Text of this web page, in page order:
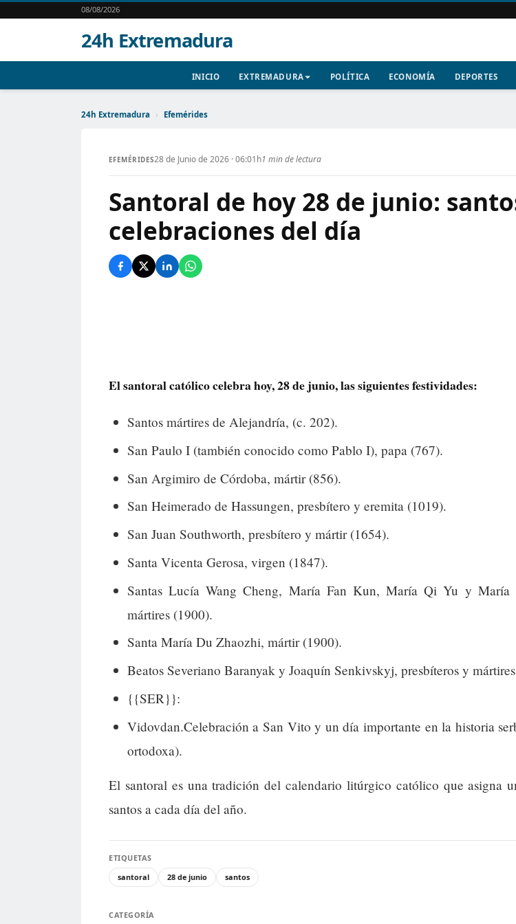
08/08/2026
24h Extremadura
INICIO EXTREMADURA POLÍTICA ECONOMÍA DEPORTES
24h Extremadura › Efemérides
EFEMÉRIDES28 de Junio de 2026 · 06:01h1 min de lectura
Santoral de hoy 28 de junio:
celebraciones del día
El santoral católico celebra hoy, 28 de junio, las siguientes festividades:
Santos mártires de Alejandría, (c. 202).
San Paulo I (también conocido como Pablo I), papa (767).
San Argimiro de Córdoba, mártir (856).
San Heimerado de Hassungen, presbítero y eremita (1019).
San Juan Southworth, presbítero y mártir (1654).
Santa Vicenta Gerosa, virgen (1847).
Santas Lucía Wang Cheng, María Fan Kun, María Qi Yu y María
mártires (1900).
Santa María Du Zhaozhi, mártir (1900).
Beatos Severiano Baranyak y Joaquín Senkivskyj, presbíteros y
{{SER}}:
Vidovdan.Celebración a San Vito y un día importante en la historia
ortodoxa).
El santoral es una tradición del calendario litúrgico católico que asigna
santos a cada día del año.
ETIQUETAS
santoral
28 de junio santos
CATEGORÍA